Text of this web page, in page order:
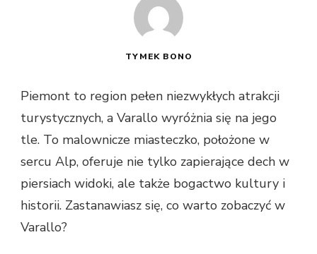
TYMEK BONO
Piemont to region pełen niezwykłych atrakcji
turystycznych, a Varallo wyróżnia się na jego
tle. To malownicze miasteczko, położone w
sercu Alp, oferuje nie tylko zapierające dech w
piersiach widoki, ale także bogactwo kultury i
historii. Zastanawiasz się, co warto zobaczyć w
Varallo?